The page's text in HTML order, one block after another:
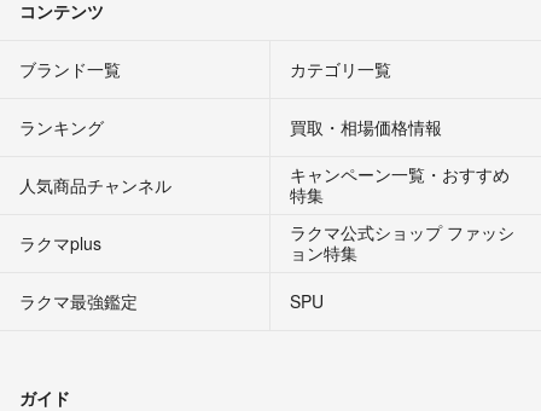
コンテンツ
ブランド一覧 カテゴリ一覧
ランキング 買取・相場価格情報
人気商品チャンネル
キャンペーン一覧・おすすめ
特集
ラクマplus
ラクマ公式ショップ ファッシ
ョン特集
ラクマ最強鑑定
SPU
ガイド